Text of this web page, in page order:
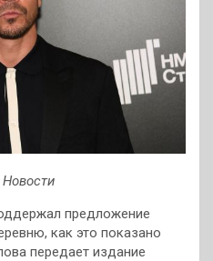
предложение
как это показано
передает издание